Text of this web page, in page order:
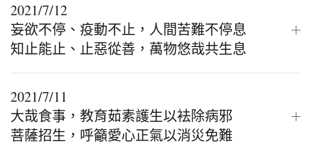
2021/7/12
妄欲不停、疫動不止，人間苦難不停息
知止能止、止惡從善，萬物悠哉共生息
2021/7/11
大哉食事，教育茹素護生以袪除病邪
菩薩招生，呼籲愛心正氣以消災免難